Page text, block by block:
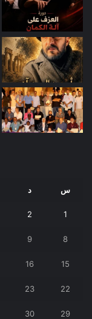
س د
1
2
8
9
15
16
22
23
29
30